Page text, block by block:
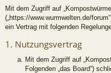
Mit dem Zugriff auf
(„https://www.wurmwelten.de/
ein Vertrag mit folgenden
1. Nutzungsvertrag
Mit dem Zugriff auf
Folgenden „das Board“)